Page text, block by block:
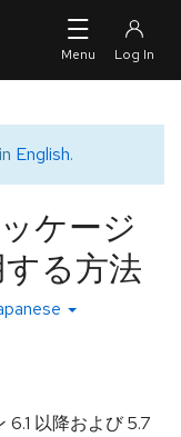
English.
ケージ
る方法
以降および 5.7